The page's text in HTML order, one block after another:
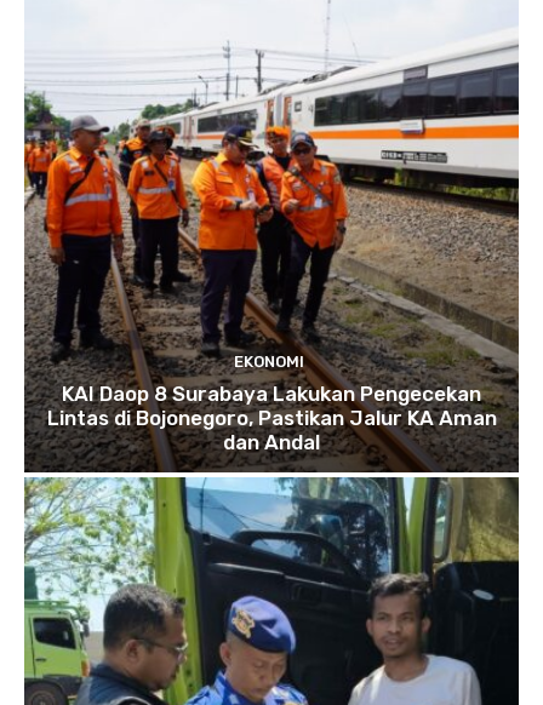
EKONOMI
KAI Daop 8 Surabaya Lakukan Pengecekan
Lintas di Bojonegoro, Pastikan Jalur KA Aman
dan Andal